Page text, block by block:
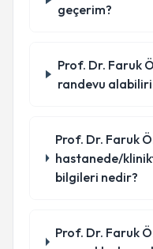
geçerim?
Prof. Dr. Faruk
randevu
Prof. Dr. Faruk
hastanede/
bilgileri nedir?
Prof. Dr. Faruk